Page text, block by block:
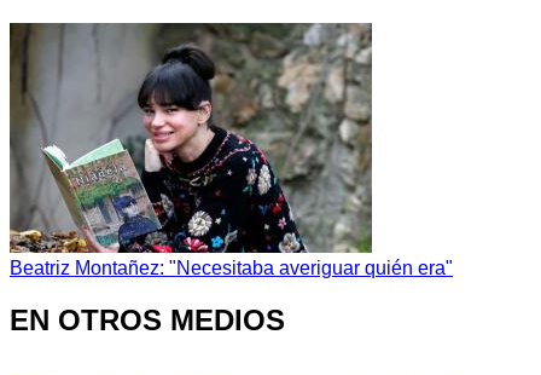
Beatriz Montañez: "Necesitaba averiguar quién era"
EN OTROS MEDIOS